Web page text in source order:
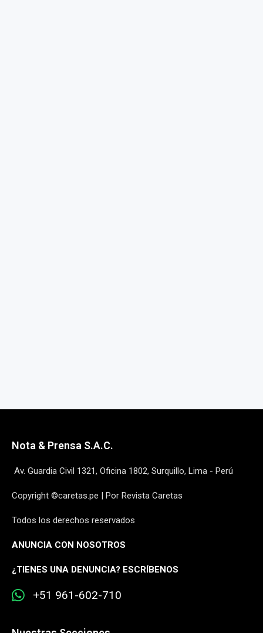
Nota & Prensa S.A.C.
Av. Guardia Civil 1321, Oficina 1802, Surquillo, Lima - Perú
Copyright ©caretas.pe | Por Revista Caretas
Todos los derechos reservados
ANUNCIA CON NOSOTROS
¿TIENES UNA DENUNCIA? ESCRÍBENOS
+51 961-602-710